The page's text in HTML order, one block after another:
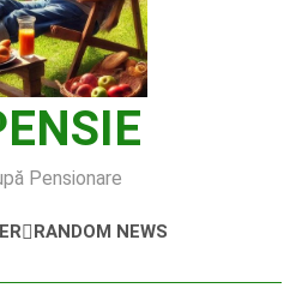
Pensionare
RANDOM NEWS